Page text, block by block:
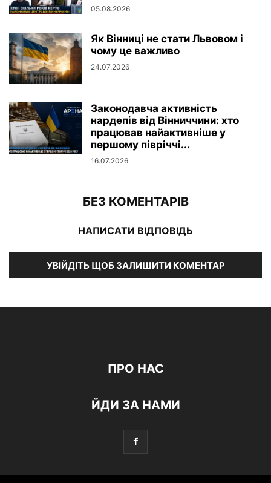
05.08.2026
Як Вінниці не стати Львовом і
чому це важливо
24.07.2026
Законодавча активність
нардепів від Вінниччини: хто
працював найактивніше у
першому півріччі...
16.07.2026
БЕЗ КОМЕНТАРІВ
НАПИСАТИ ВІДПОВІДЬ
УВІЙДІТЬ ЩОБ ЗАЛИШИТИ КОМЕНТАР
ПРО НАС
ЙДИ ЗА НАМИ